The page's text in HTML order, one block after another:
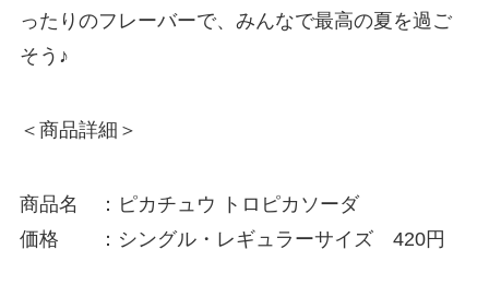
ったりのフレーバーで、みんなで最高の夏を過ご
そう♪
＜商品詳細＞
商品名 ：ピカチュウ トロピカソーダ
価格 ：シングル・レギュラーサイズ 420円